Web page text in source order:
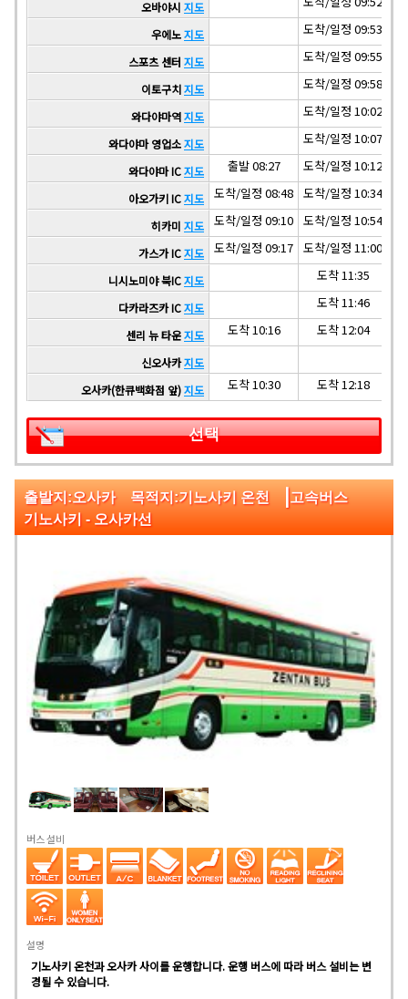
오바야시 지도
우에노지도 도착/일정 09:53
스포츠 센터 지도 도착/일정 09:55
이토구치지도 도착/일정 09:58
와다야마역지도 도착/일정 10:02
와다야마 영업소지도 도착/일정 10:07
와다야마 IC지도 출발 08:27 도착/일정 10:12
아오가키 IC지도 도착/일정 08:48 도착/일정 10:34
히카미 지도 도착/일정 09:10 도착/일정 10:54
가스가 IC지도 도착/일정 09:17 도착/일정 11:00
니시노미야 북IC지도 도착 11:35
다카라즈카 IC지도 도착 11:46
센리 뉴 타운지도 도착 10:16 도착 12:04
신오사카지도
오사카(한큐백화점 앞)지도 도착 10:30 도착 12:18
선택
출발지:오사카 목적지:기노사키 온천 |고속버스
기노사키 - 오사카선
버스 설비
설명
기노사키 온천과 오사카 사이를 운행합니다. 운행 버스에 따라 버스 설비는 변
경될 수 있습니다.